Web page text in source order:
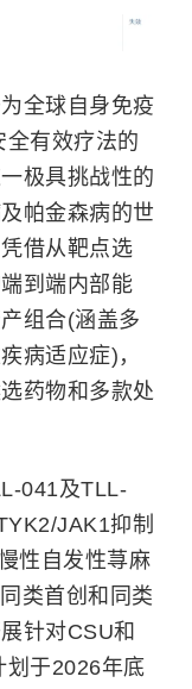
全球自身免疫
有效疗法的
极具挑战性的
帕金森病的世
借从靶点选
到端内部能
组合(涵盖多
病适应症)，
药物和多款处
041及TLL-
JAK1抑制
性自发性荨麻
类首创和同类
针对CSU和
划于2026年底